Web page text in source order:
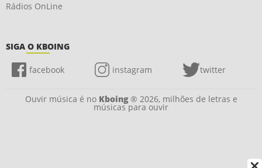
Rádios OnLine
SIGA O KBOING
facebook instagram twitter
Ouvir música é no Kboing® 2026, milhões de letras e
músicas para ouvir